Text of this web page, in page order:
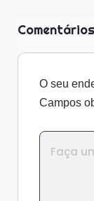
Comentários
O seu
Campos